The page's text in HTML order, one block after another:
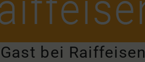
bei Raiffeisen